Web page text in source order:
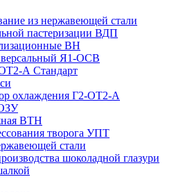
из нержавеющей стали
пастеризации ВДП
ВН
Я1-ОСВ
А Стандарт
охлаждения Г2-ОТ2-А
ВТН
творога УПТ
стали
шоколадной глазури